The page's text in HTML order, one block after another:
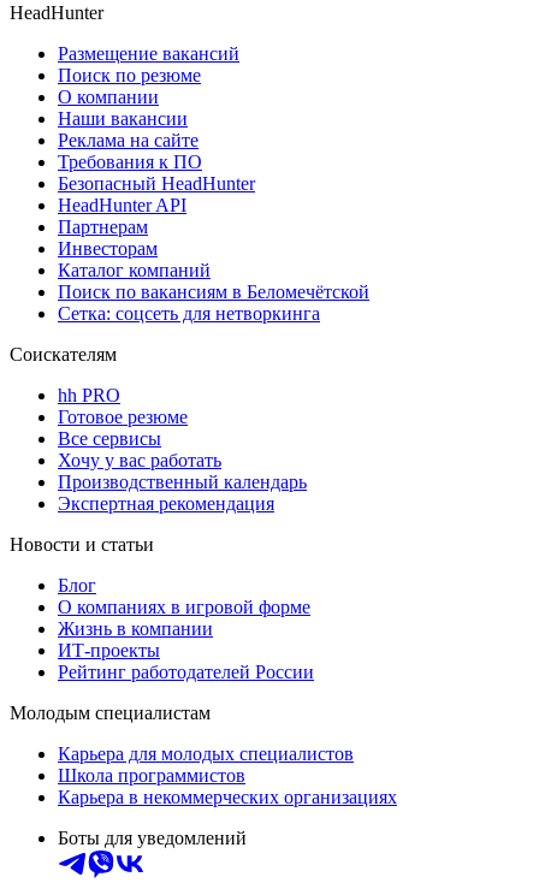
HeadHunter
Размещение вакансий
Поиск по резюме
О компании
Наши вакансии
Реклама на сайте
Требования к ПО
Безопасный HeadHunter
HeadHunter API
Партнерам
Инвесторам
Каталог компаний
Поиск по вакансиям в Беломечётской
Сетка: соцсеть для нетворкинга
Соискателям
hh PRO
Готовое резюме
Все сервисы
Хочу у вас работать
Производственный календарь
Экспертная рекомендация
Новости и статьи
Блог
О компаниях в игровой форме
Жизнь в компании
ИТ-проекты
Рейтинг работодателей России
Молодым специалистам
Карьера для молодых специалистов
Школа программистов
Карьера в некоммерческих организациях
Боты для уведомлений